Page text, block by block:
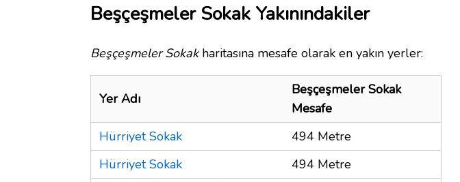
Beşçeşmeler Sokak Yakınındakiler
Beşçeşmeler Sokakharitasına mesafe olarak en yakın yerler:
Yer Adı
Beşçeşmeler Sokak
Mesafe
Hürriyet Sokak
494 Metre
Hürriyet Sokak
494 Metre